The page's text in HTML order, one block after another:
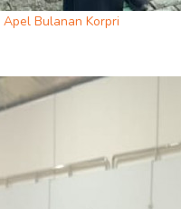
Apel Bulanan Korpri